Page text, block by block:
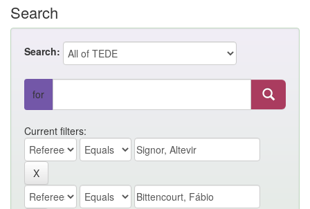
Search
Search:
for
Current filters: